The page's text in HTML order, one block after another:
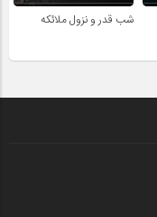
شب قدر و نزول ملائکه